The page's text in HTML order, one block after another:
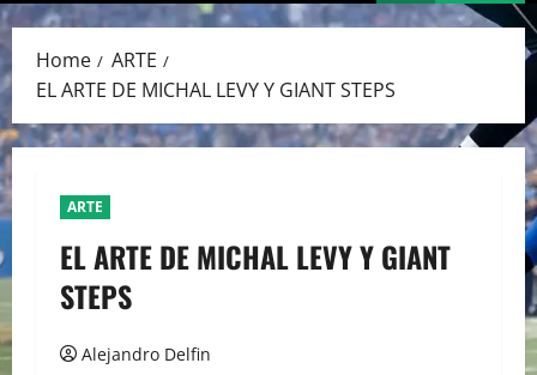
Menu
Home
ARTE
EL ARTE DE MICHAL LEVY Y GIANT STEPS
ARTE
EL ARTE DE MICHAL LEVY Y GIANT
STEPS
Alejandro Delfin